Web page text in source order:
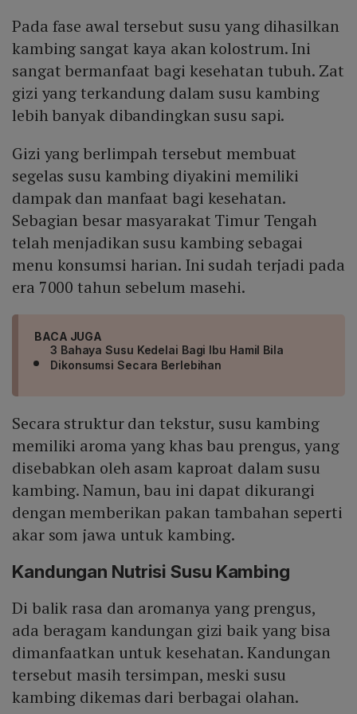
Pada fase awal tersebut susu yang dihasilkan
kambing sangat kaya akan kolostrum. Ini
sangat bermanfaat bagi kesehatan tubuh. Zat
gizi yang terkandung dalam susu kambing
lebih banyak dibandingkan susu sapi.
Gizi yang berlimpah tersebut membuat
segelas susu kambing diyakini memiliki
dampak dan manfaat bagi kesehatan.
Sebagian besar masyarakat Timur Tengah
telah menjadikan susu kambing sebagai
menu konsumsi harian. Ini sudah terjadi pada
era 7000 tahun sebelum masehi.
BACA JUGA
3 Bahaya Susu Kedelai Bagi Ibu Hamil Bila
Dikonsumsi Secara Berlebihan
Secara struktur dan tekstur, susu kambing
memiliki aroma yang khas bau prengus, yang
disebabkan oleh asam kaproat dalam susu
kambing. Namun, bau ini dapat dikurangi
dengan memberikan pakan tambahan seperti
akar som jawa untuk kambing.
Kandungan Nutrisi Susu Kambing
Di balik rasa dan aromanya yang prengus,
ada beragam kandungan gizi baik yang bisa
dimanfaatkan untuk kesehatan. Kandungan
tersebut masih tersimpan, meski susu
kambing dikemas dari berbagai olahan.